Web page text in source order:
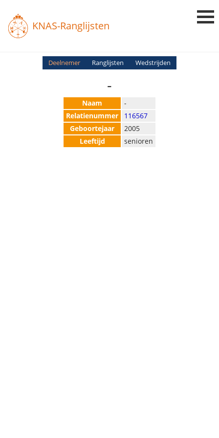
KNAS-Ranglijsten
Login
Deelnemer Ranglijsten Wedstrijden
-
Naam
-
Relatienummer
116567
Geboortejaar
2005
Leeftijd
senioren